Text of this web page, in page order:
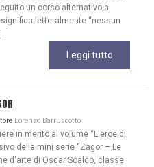
un corso alternativo a
letteralmente “nessun
Leggi tutto
Lorenzo Barruscotto
in merito al volume “L'eroe di
della mini serie “Zagor – Le
d'arte di Oscar Scalco, classe